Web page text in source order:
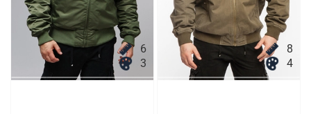
6
3
8
4